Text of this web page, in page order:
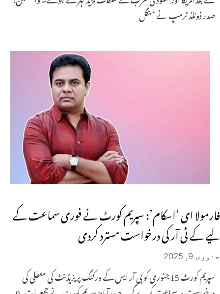
صدر ڈونلڈ ٹرمپ نے منگل
فارمولا ای ‘اسکام’: سپریم کورٹ نے فوری سماعت کے
لیے کے ٹی آر کی درخواست مسترد کردی
جنوری 9, 2025
سپریم کورٹ 15 جنوری کو بی آر ایس کے ورکنگ پریزیڈنٹ کی معطلی کی